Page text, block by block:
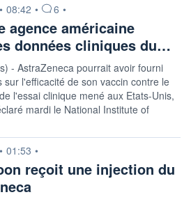
• 08:42 • 6 •
agence américaine
données cliniques du…
- AstraZeneca pourrait avoir fourni
l'efficacité de son vaccin contre le
l'essai clinique mené aux Etats-Unis,
mardi le National Institute of
• 01:53 •
reçoit une injection du